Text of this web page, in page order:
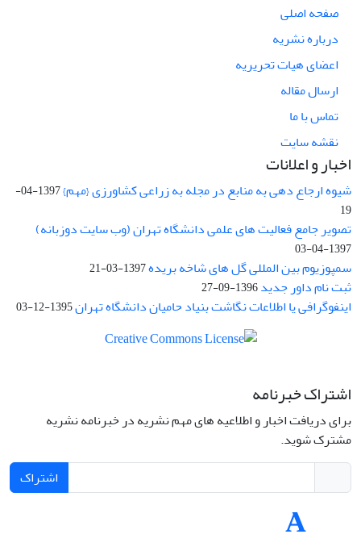
صفحه اصلی
درباره نشریه
اعضای هیات تحریریه
ارسال مقاله
تماس با ما
نقشه سایت
اخبار و اعلانات
شیوه ارجاع دهی به منابع در مجله به زراعی کشاورزی {مهم}
1397-04-
19
تصویر جامع فعالیت های علمی دانشگاه تهران (وب سایت دوزبانه)
1397-04-03
سمپوزیوم بین المللی گل های شاخه بریده1397-03-21
ثبت نام داور جدید1396-09-27
اینفوگرافی یا اطلاعات نگاشت بنیاد حامیان دانشگاه تهران1395-12-03
اشتراک خبرنامه
برای دریافت اخبار و اطلاعیه های مهم نشریه در خبرنامه نشریه
مشترک شوید.
اشتراک